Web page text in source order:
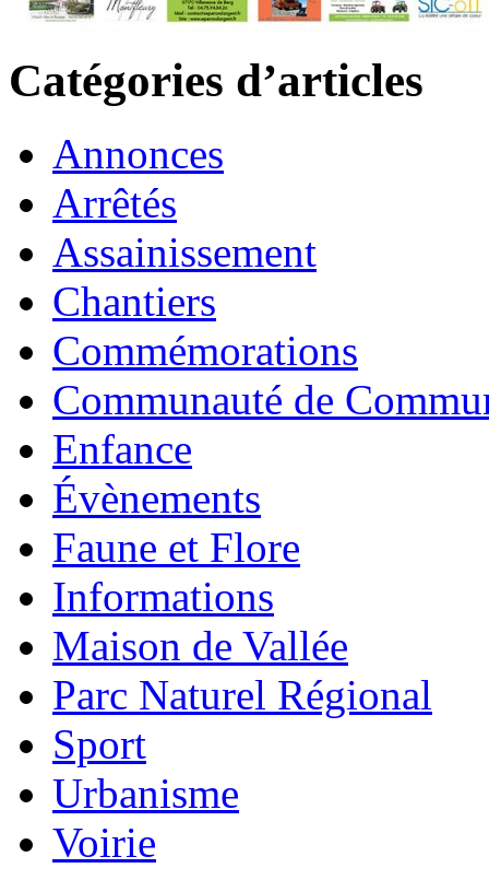
Catégories d’articles
Annonces
Arrêtés
Assainissement
Chantiers
Commémorations
Communauté de
Enfance
Évènements
Faune et Flore
Informations
Maison de Vallée
Parc Naturel Régional
Sport
Urbanisme
Voirie